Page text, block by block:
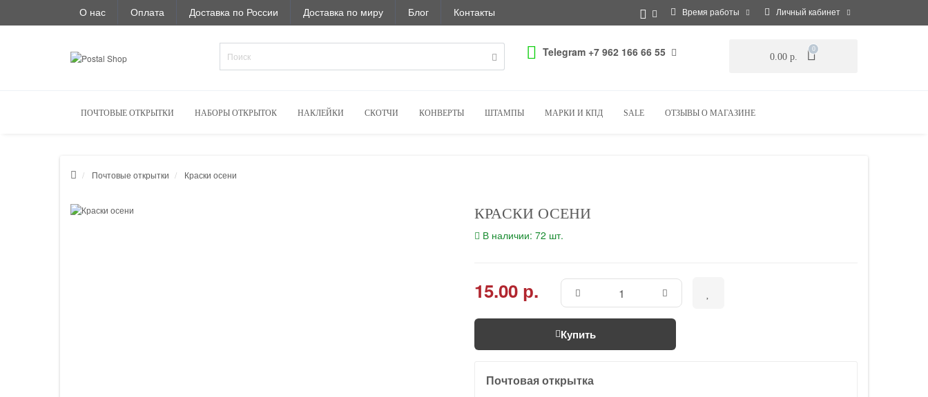
О нас Оплата Доставка по России Доставка по миру Блог Контакты Время работы Личный кабинет
Telegram +7 962 166 66 55 0.00 р.
0
ПОЧТОВЫЕ ОТКРЫТКИ НАБОРЫ ОТКРЫТОК НАКЛЕЙКИ СКОТЧИ КОНВЕРТЫ ШТАМПЫ МАРКИ И КПД SALE ОТЗЫВЫ О МАГАЗИНЕ
Почтовые открытки Краски осени
КРАСКИ ОСЕНИ
В наличии: 72 шт.
15.00 р.
Купить
Почтовая открытка